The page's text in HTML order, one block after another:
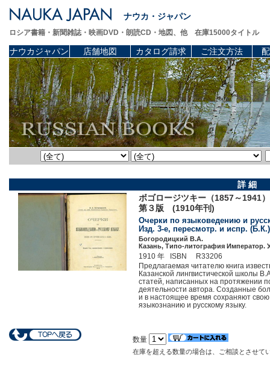
ナウカ・ジャパン
ロシア書籍・新聞雑誌・映画DVD・朗読CD・地図、他 在庫15000タイトル
ナウカジャパン 店舗地図 カタログ請求 ご注文方法
詳 細
ボゴロージツキー（1857～
第３版 (1910年刊)
Очерки по языковедению и
Изд. 3-е, пересмотр. и испр. (Б.К.)
Богородицкий В.А.
Казань, Типо-литография Император.
1910 年 ISBN R33206
Предлагаемая читателю книга
Казанской лингвистической школы
статей, написанных на протяжении
деятельности автора. Созданные
и в настоящее время сохраняют
языкознанию и русскому языку.
数量
在庫を超える数量の場合は、ご相談とさせて